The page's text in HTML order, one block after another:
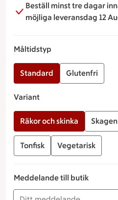
Beställ minst tre dagar
möjliga leveransdag 12
Måltidstyp
Standard Glutenfri
Variant
Räkor och skinka Skagen
Tonfisk Vegetarisk
Meddelande till butik